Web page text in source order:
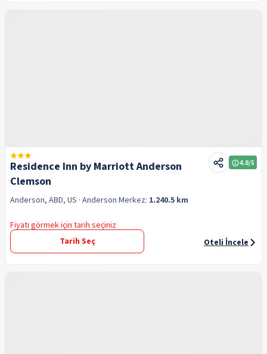
Residence Inn by Marriott Anderson
Clemson
4.8/5
Anderson, ABD, US · Anderson Merkez: 1.240.5 km
Fiyatı görmek için tarih seçiniz
Tarih Seç
Oteli İncele